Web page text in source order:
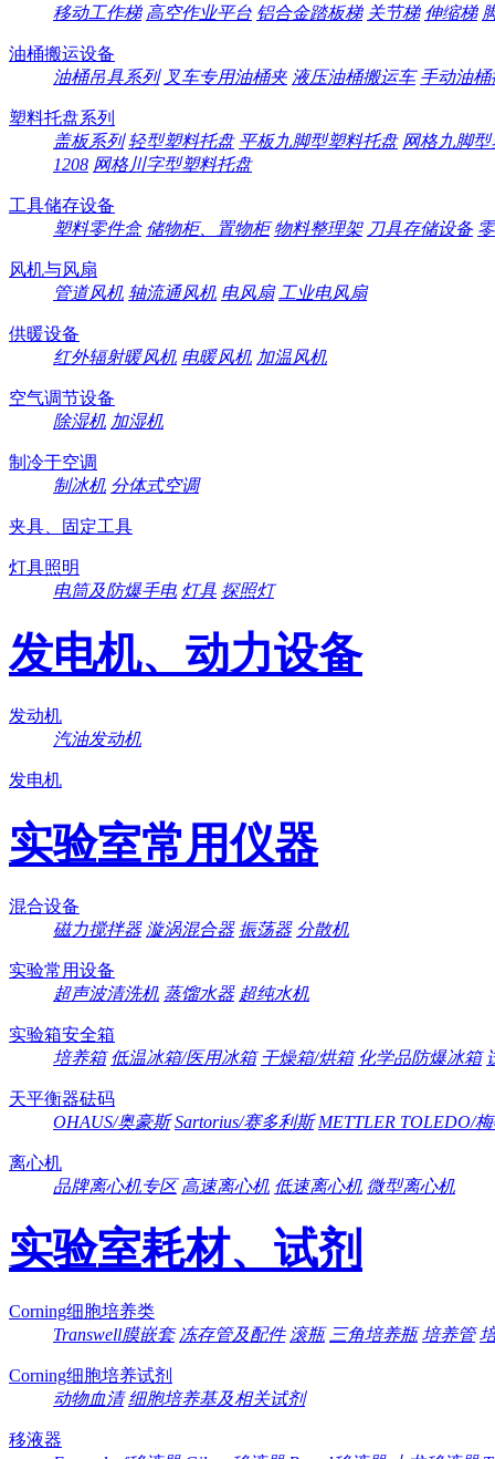
移动工作梯 高空作业平台 铝合金踏板梯 关节梯 伸缩梯
油桶搬运设备
油桶吊具系列 叉车专用油桶夹 液压油桶搬运车 手动油
塑料托盘系列
盖板系列 轻型塑料托盘 平板九脚型塑料托盘 网格九脚
1208 网格川字型塑料托盘
工具储存设备
塑料零件盒 储物柜、置物柜 物料整理架 刀具存储设备
风机与风扇
管道风机 轴流通风机 电风扇 工业电风扇
供暖设备
红外辐射暖风机 电暖风机 加温风机
空气调节设备
除湿机 加湿机
制冷于空调
制冰机 分体式空调
夹具、固定工具
灯具照明
电筒及防爆手电 灯具 探照灯
发电机、动力设备
发动机
汽油发动机
发电机
实验室常用仪器
混合设备
磁力搅拌器 漩涡混合器 振荡器 分散机
实验常用设备
超声波清洗机 蒸馏水器 超纯水机
实验箱安全箱
培养箱 低温冰箱/医用冰箱 干燥箱/烘箱 化学品防爆冰箱
天平衡器砝码
OHAUS/奥豪斯 Sartorius/赛多利斯 METTLER TOLEDO/
离心机
品牌离心机专区 高速离心机 低速离心机 微型离心机
实验室耗材、试剂
Corning细胞培养类
Transwell膜嵌套 冻存管及配件 滚瓶 三角培养瓶 培养管
Corning细胞培养试剂
动物血清 细胞培养基及相关试剂
移液器